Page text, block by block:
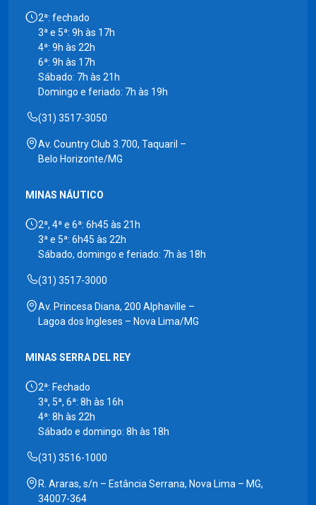
2ª: fechado
3ª e 5ª: 9h às 17h
4ª: 9h às 22h
6ª: 9h às 17h
Sábado: 7h às 21h
Domingo e feriado: 7h às 19h
(31) 3517-3050
Av. Country Club 3.700, Taquaril –
Belo Horizonte/MG
MINAS NÁUTICO
2ª, 4ª e 6ª: 6h45 às 21h
3ª e 5ª: 6h45 às 22h
Sábado, domingo e feriado: 7h às 18h
(31) 3517-3000
Av. Princesa Diana, 200 Alphaville –
Lagoa dos Ingleses – Nova Lima/MG
MINAS SERRA DEL REY
2ª: Fechado
3ª, 5ª, 6ª: 8h às 16h
4ª: 8h às 22h
Sábado e domingo: 8h às 18h
(31) 3516-1000
R. Araras, s/n – Estância Serrana, Nova Lima – MG,
34007-364